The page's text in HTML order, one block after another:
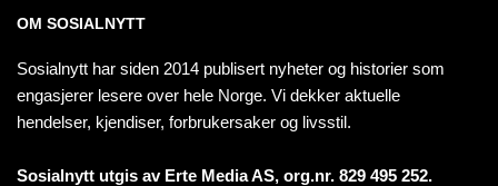
OM SOSIALNYTT
Sosialnytt har siden 2014 publisert nyheter og historier som
engasjerer lesere over hele Norge. Vi dekker aktuelle
hendelser, kjendiser, forbrukersaker og livsstil.
Sosialnytt utgis av Erte Media AS, org.nr. 829 495 252.